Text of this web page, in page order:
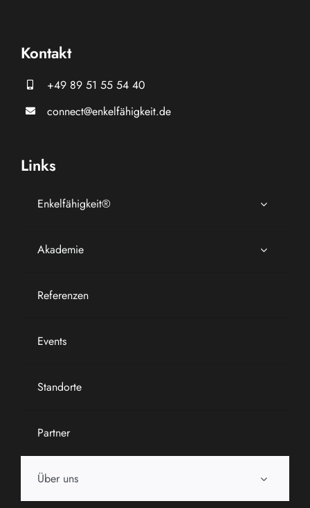
Kontakt
+49 89 51 55 54 40
connect@enkelfähigkeit.de
Links
Enkelfähigkeit®
Akademie
Referenzen
Events
Standorte
Partner
Über uns